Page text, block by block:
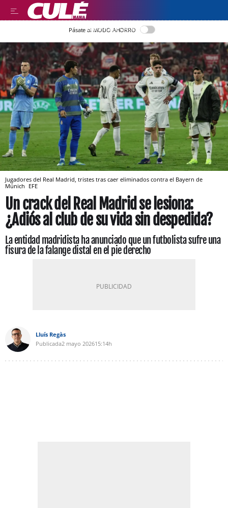
LLEGIR EN CATALÀ
Pásate al MODO AHORRO
Jugadores del Real Madrid, tristes tras caer eliminados contra el Bayern de
Múnich EFE
Un crack del Real Madrid se lesiona:
¿Adiós al club de su vida sin despedida?
La entidad madridista ha anunciado que un futbolista sufre una
fisura de la falange distal en el pie derecho
Lluís Regàs
Publicada2 mayo 202615:14h